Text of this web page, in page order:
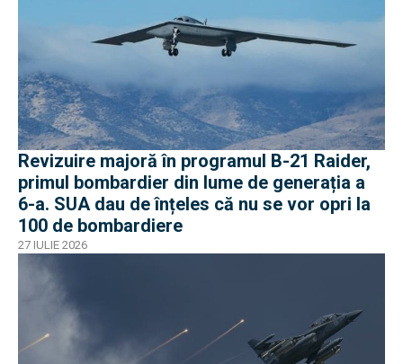
Revizuire majoră în programul B-21 Raider,
primul bombardier din lume de generația a
6-a. SUA dau de înțeles că nu se vor opri la
100 de bombardiere
27 IULIE 2026